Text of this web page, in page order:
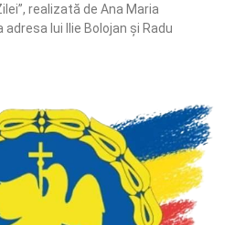
realizată de Ana Maria
lui Ilie Bolojan și Radu